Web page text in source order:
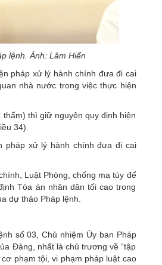
lệnh. Ảnh: Lâm Hiển
pháp xử lý hành chính đưa đi cai
nhà nước trong việc thực hiện
thì giữ nguyên quy định hiện
34).
pháp xử lý hành chính đưa đi cai
Luật Phòng, chống ma túy để
Tòa án nhân dân tối cao trong
dự thảo Pháp lệnh.
số 03, Chủ nhiệm Ủy ban Pháp
Đảng, nhất là chủ trương về “tập
phạm tội, vi phạm pháp luật cao